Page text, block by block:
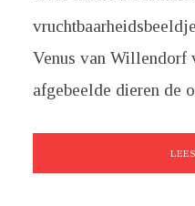
Venus van Willendorf
afgebeelde dieren de